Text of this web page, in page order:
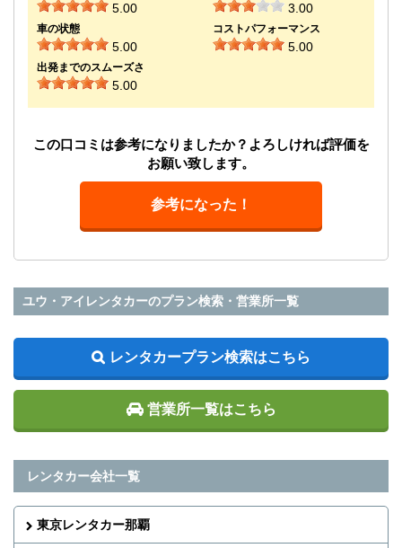
5.00 3.00
車の状態
5.00
コストパフォーマンス
5.00
出発までのスムーズさ
5.00
この口コミは参考になりましたか？よろしければ評価を
お願い致します。
参考になった！
ユウ・アイレンタカーのプラン検索・営業所一覧
レンタカープラン検索はこちら
営業所一覧はこちら
レンタカー会社一覧
東京レンタカー那覇